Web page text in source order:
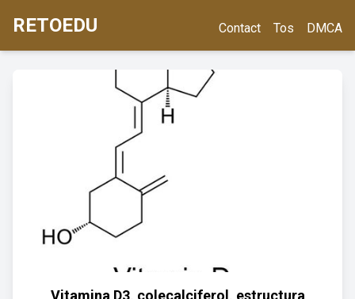
RETOEDU Contact Tos DMCA
Vitamina D3, colecalciferol, estructura